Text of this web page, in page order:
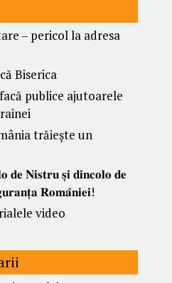
– pericol la adresa
Biserica
publice ajutoarele
trăiește un
𝐝𝐞 𝐍𝐢𝐬𝐭𝐫𝐮 𝐬̦𝐢 𝐝𝐢𝐧𝐜𝐨𝐥𝐨 𝐝𝐞
𝐑𝐨𝐦𝐚̂𝐧𝐢𝐞𝐢!
video